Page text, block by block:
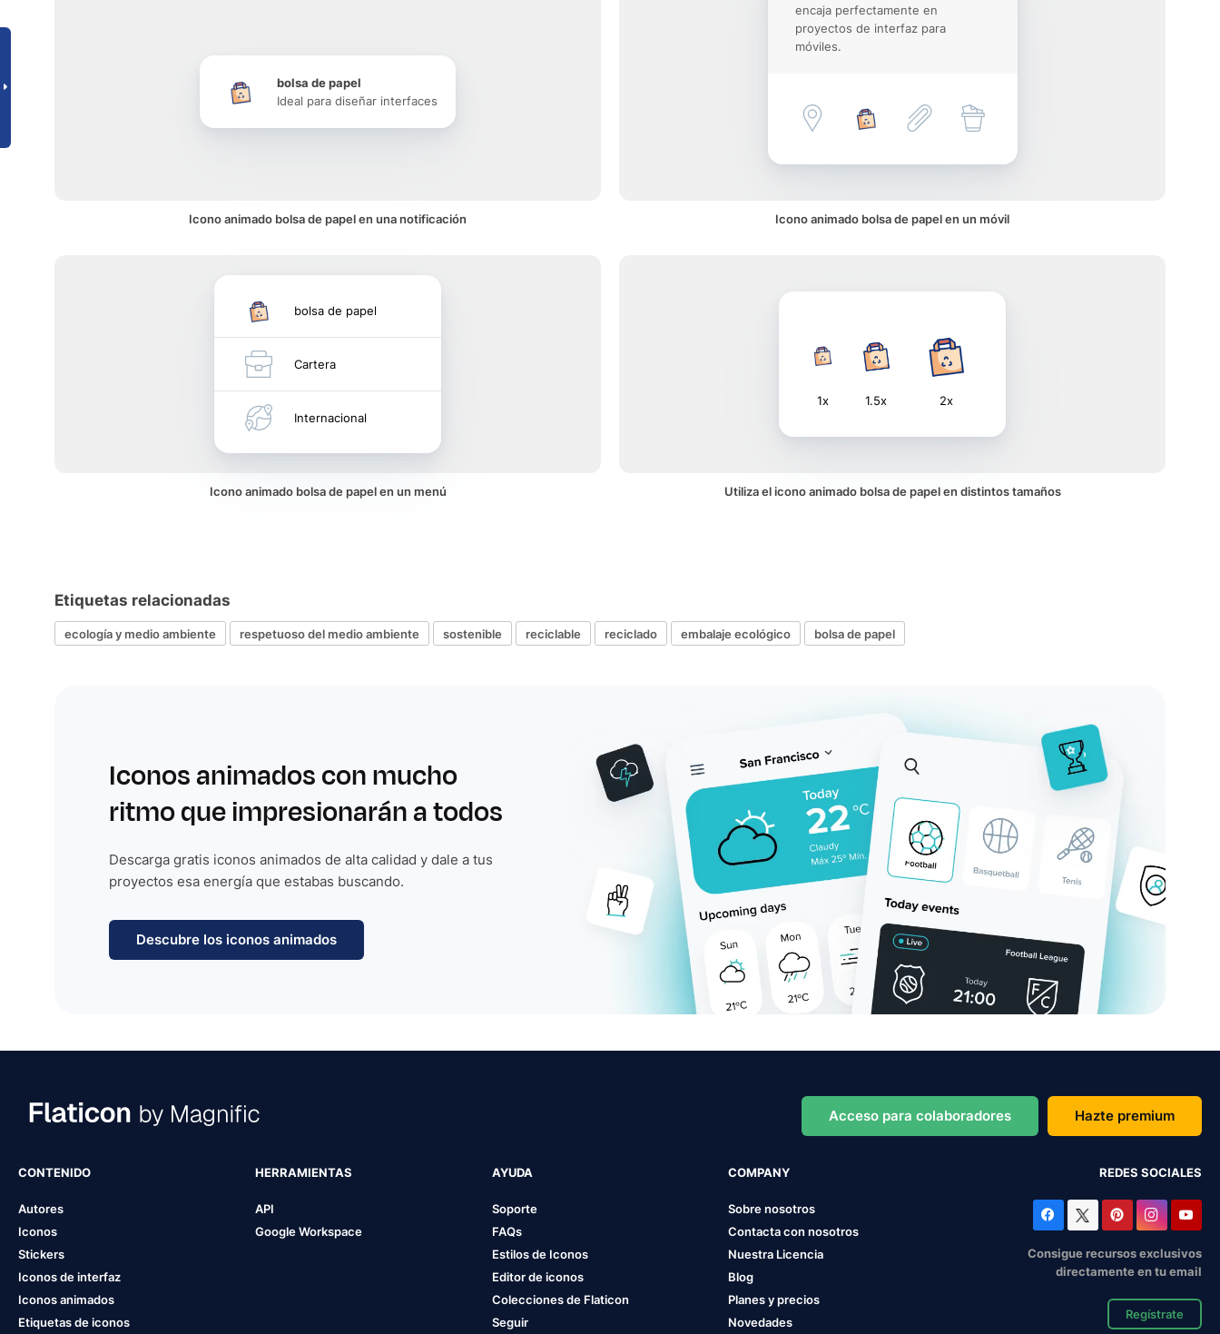
bolsa de papel
Ideal para diseñar interfaces
Icono animado bolsa de papel en una notificación
encaja perfectamente en
proyectos de interfaz para
móviles.
Icono animado bolsa de papel en un móvil
bolsa de papel
Cartera
Internacional
Icono animado bolsa de papel en un menú
1x 1.5x 2x
Utiliza el icono animado bolsa de papel en distintos tamaños
Etiquetas relacionadas
ecología y medio ambiente respetuoso del medio ambiente sostenible reciclable reciclado embalaje ecológico bolsa de papel
Iconos animados con mucho
ritmo que impresionarán a todos
Descarga gratis iconos animados de alta calidad y dale a tus
proyectos esa energía que estabas buscando.
Descubre los iconos animados
Acceso para colaboradores Hazte premium
CONTENIDO
Autores
Iconos
Stickers
Iconos de interfaz
Iconos animados
Etiquetas de iconos
HERRAMIENTAS
API
Google Workspace
AYUDA
Soporte
FAQs
Estilos de Iconos
Editor de iconos
Colecciones de Flaticon
Seguir
COMPANY
Sobre nosotros
Contacta con nosotros
Nuestra Licencia
Blog
Planes y precios
Novedades
REDES SOCIALES
Consigue recursos exclusivos
directamente en tu email
Regístrate